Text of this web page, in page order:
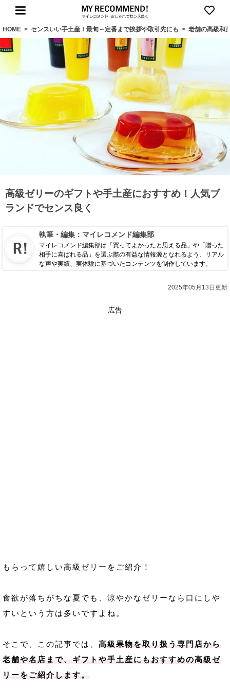
HOME > センスいい手土産！最旬～定番まで挨拶や取引先にも > 老舗の高級和
高級ゼリーのギフトや手土産におすすめ！人気ブ
ランドでセンス良く
執筆・編集： マイレコメンド編集部
マイレコメンド編集部は「買ってよかったと思える品」や「贈った
相手に喜ばれる品」を選ぶ際の有益な情報源となれるよう、リアル
な声や実績、実体験に基づいたコンテンツを制作しています。
2025年05月13日更新
広告
もらって嬉しい高級ゼリーをご紹介！
食欲が落ちがちな夏でも、涼やかなゼリーなら口にしや
すいという方は多いですよね。
そこで、この記事では、 高級果物を取り扱う専門店から
老舗や名店まで、ギフトや手土産にもおすすめの高級ゼ
リーをご紹介します。